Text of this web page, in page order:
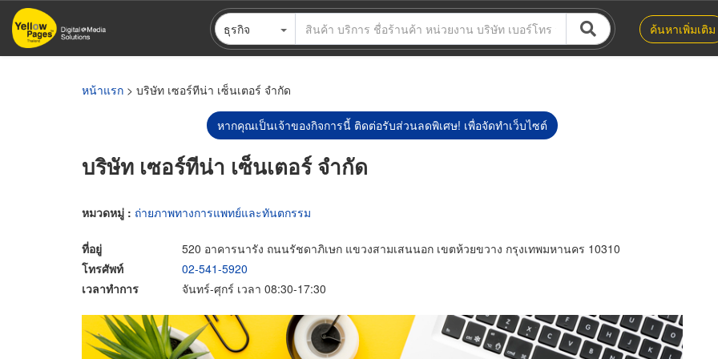
ข้าม
ไป
ธุรกิจ ค้นหาเพิ่มเติม
หน้าแรก > บริษัท เซอร์ทีน่า เซ็นเตอร์ จำกัด
หากคุณเป็นเจ้าของกิจการนี้ ติดต่อรับส่วนลดพิเศษ! เพื่อจัดทำเว็บไซต์
บริษัท เซอร์ทีน่า เซ็นเตอร์ จำกัด
หมวดหมู่ : ถ่ายภาพทางการแพทย์และทันตกรรม
ที่อยู่
520 อาคารนารัง ถนนรัชดาภิเษก แขวงสามเสนนอก เขตห้วยขวาง กรุงเทพมหานคร 10310
โทรศัพท์
02-541-5920
เวลาทำการ
จันทร์-ศุกร์ เวลา 08:30-17:30